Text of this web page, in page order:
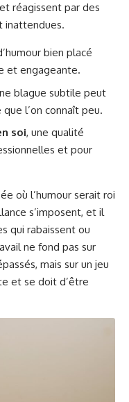
réagissent par des
inattendues.
bien placé
et engageante.
blague subtile peut
l’on connaît peu.
soi, une qualité
et pour
où l’humour serait roi
s’imposent, et il
qui rabaissent ou
ne fond pas sur
mais sur un jeu
et se doit d’être